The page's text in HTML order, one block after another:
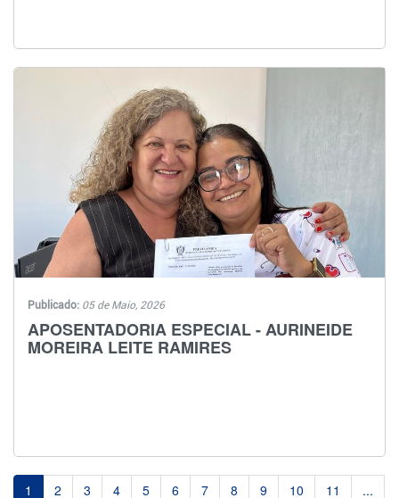
Publicado: 05 de Maio, 2026
APOSENTADORIA ESPECIAL - AURINEIDE
MOREIRA LEITE RAMIRES
1 2 3 4 5 6 7 8 9 10 11
...